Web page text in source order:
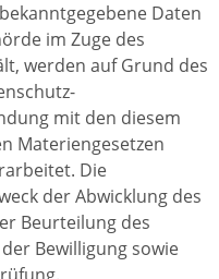
Daten
im Zuge des
werden auf Grund des
mit den diesem
Materiengesetzen
Die
der Abwicklung des
Beurteilung des
Bewilligung sowie